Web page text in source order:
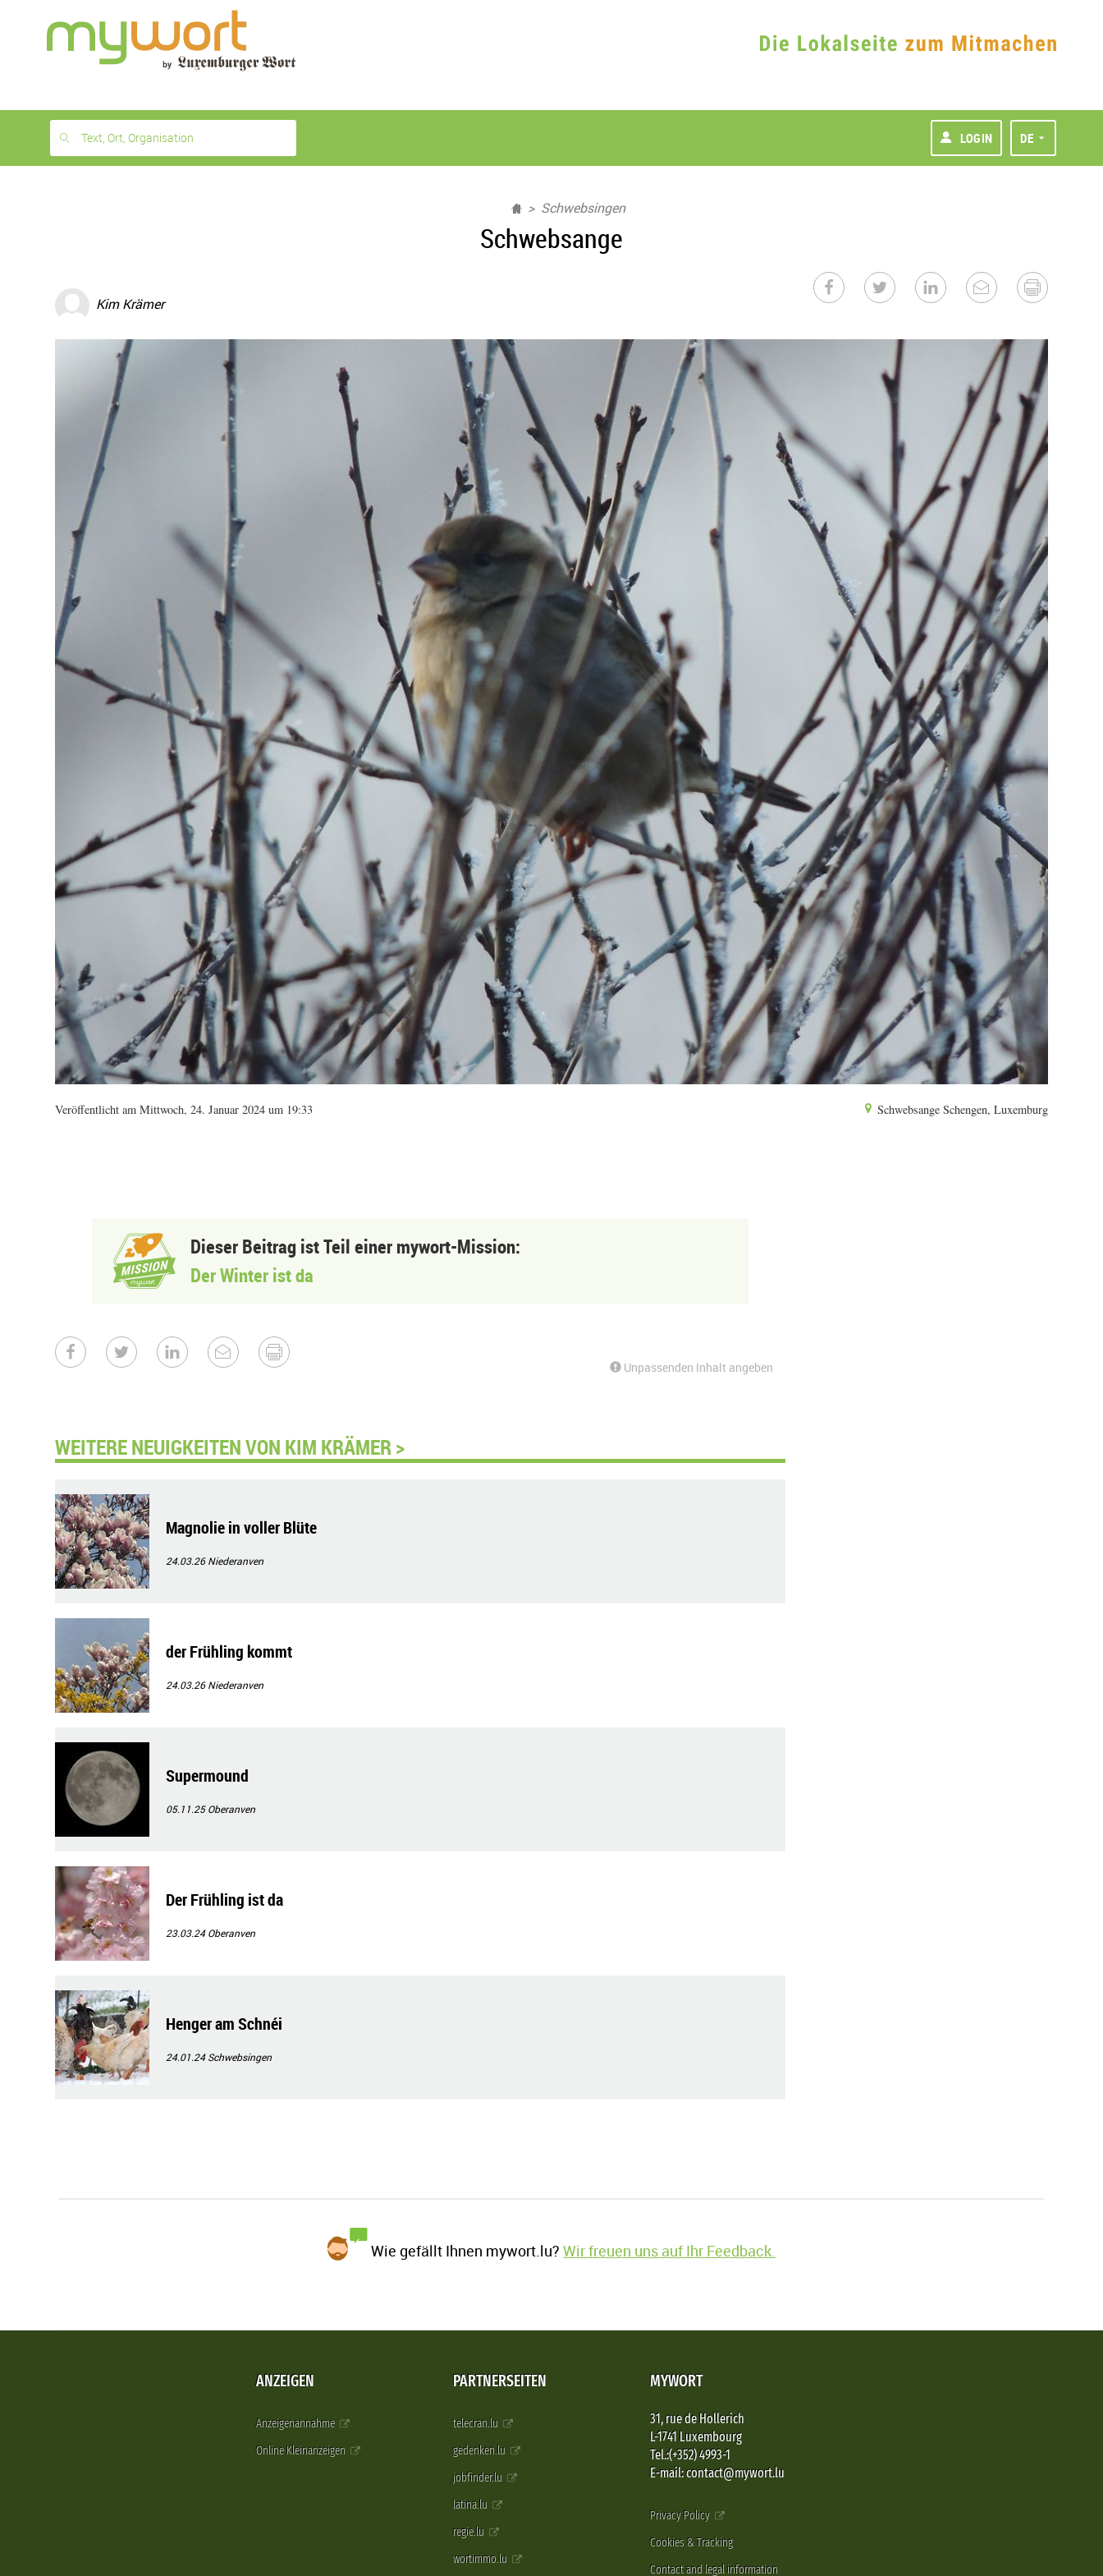
month
free
Text, Ort, Organisation LOGIN DE
Schwebsingen
Schwebsange
Kim Krämer
Veröffentlicht am Mittwoch, 24. Januar 2024 um 19:33 Schwebsange Schengen, Luxemburg
Dieser Beitrag ist Teil einer mywort-Mission:
Der Winter ist da
Unpassenden Inhalt angeben
WEITERE NEUIGKEITEN VON KIM KRÄMER >
Magnolie in voller Blüte
24.03.26Niederanven
der Frühling kommt
24.03.26Niederanven
Supermound
05.11.25Oberanven
Der Frühling ist da
23.03.24Oberanven
Henger am Schnéi
24.01.24Schwebsingen
Wie gefällt Ihnen mywort.lu?Wir freuen uns auf Ihr Feedback.
ANZEIGEN
Anzeigenannahme
Online Kleinanzeigen
PARTNERSEITEN
telecran.lu
gedenken.lu
jobfinder.lu
latina.lu
regie.lu
wortimmo.lu
MYWORT
31, rue de Hollerich
L-1741 Luxembourg
Tel.:(+352) 4993-1
E-mail: contact@mywort.lu
Privacy Policy
Cookies & Tracking
Contact and legal information